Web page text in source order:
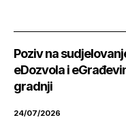
Poziv na
eDozvola i
gradnji
24/07/2026